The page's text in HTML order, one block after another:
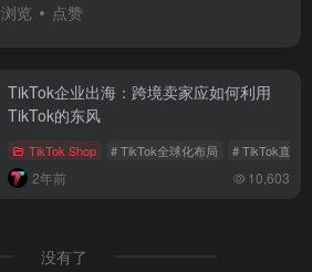
浏览 点赞
TikTok企业出海：跨境卖家应如何利用
TikTok的东风
TikTok Shop # TikTok全球化布局 # TikTok直播
2年前 10,603
没有了